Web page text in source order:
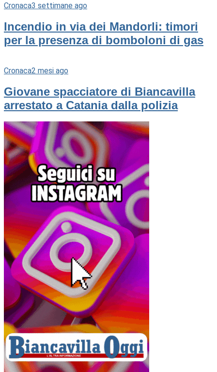
Cronaca3 settimane ago
Incendio in via dei Mandorli: timori
per la presenza di bomboloni di gas
Cronaca2 mesi ago
Giovane spacciatore di Biancavilla
arrestato a Catania dalla polizia